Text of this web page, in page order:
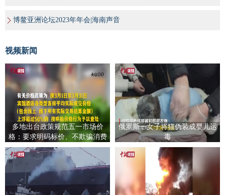
博鳌亚洲论坛2023年年会|海南声音
视频新闻
多地出台政策规范五一市场价
格：要求明码标价、不欺骗消费
者
俄罗斯一女子将猫伪装成婴儿运
毒